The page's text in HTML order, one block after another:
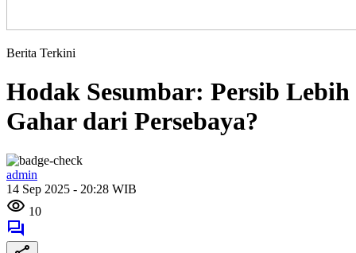
Berita Terkini
Hodak Sesumbar: Persib Lebih
Gahar dari Persebaya?
admin
14 Sep 2025 - 20:28 WIB
10